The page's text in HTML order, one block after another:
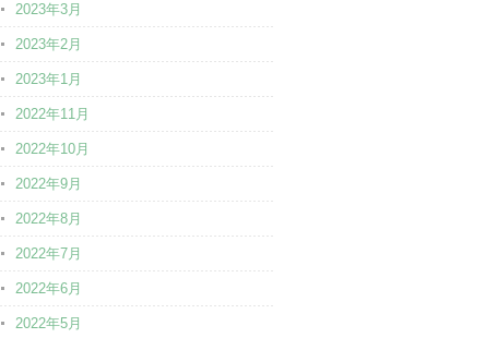
2023年3月
2023年2月
2023年1月
2022年11月
2022年10月
2022年9月
2022年8月
2022年7月
2022年6月
2022年5月